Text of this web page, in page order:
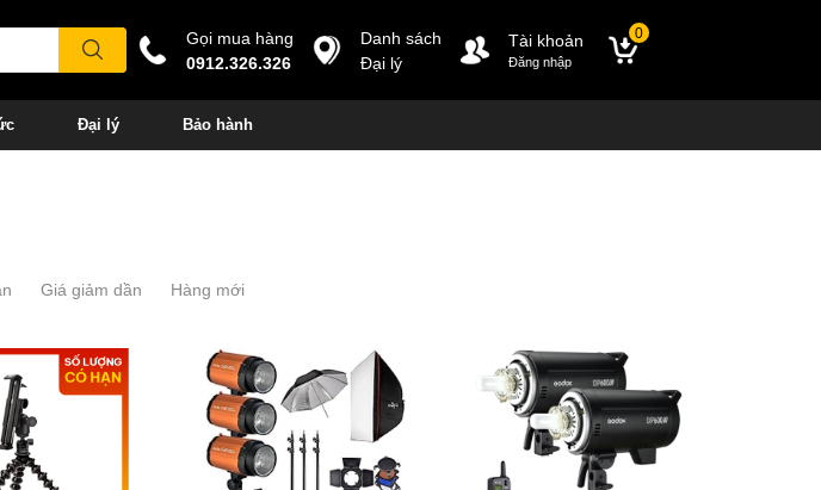
Gọi mua hàng
0912.326.326
Danh sách
Đại lý
Tài khoản
Đăng nhập
0
Đại lý Bảo hành
Giá giảm dần Hàng mới